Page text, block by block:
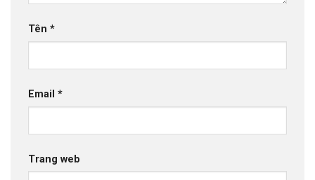
Tên *
Email *
Trang web